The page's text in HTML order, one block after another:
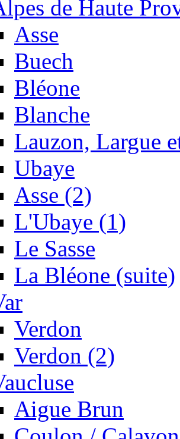
de Haute
Asse
Buech
Bléone
Blanche
Lauzon, Largue
Ubaye
Asse (2)
L'Ubaye (1)
Le Sasse
La Bléone (suite)
Verdon
Verdon (2)
Aigue Brun